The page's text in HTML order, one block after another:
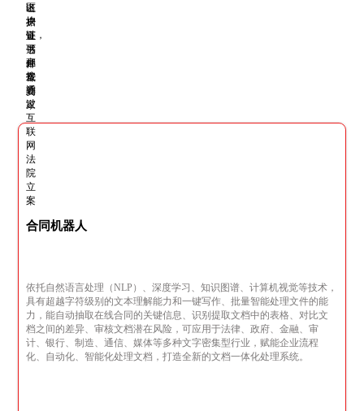
合同机器人
依托自然语言处理（NLP）、深度学习、知识图谱、计算机视觉等技术，
具有超越字符级别的文本理解能力和一键写作、批量智能处理文件的能
力，能自动抽取在线合同的关键信息、识别提取文档中的表格、对比文
档之间的差异、审核文档潜在风险，可应用于法律、政府、金融、审
计、银行、制造、通信、媒体等多种文字密集型行业，赋能企业流程
化、自动化、智能化处理文档，打造全新的文档一体化处理系统。